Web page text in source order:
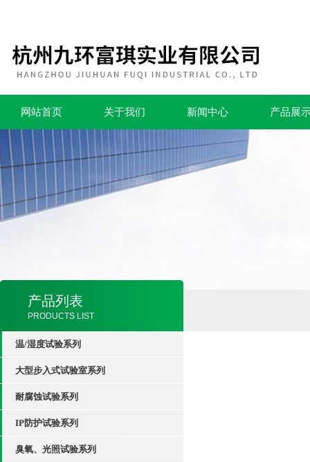
网站首页 关于我们 新闻中心 产品展
产品列表
PRODUCTS LIST
温/湿度试验系列
大型步入式试验室系列
耐腐蚀试验系列
IP防护试验系列
臭氧、光照试验系列